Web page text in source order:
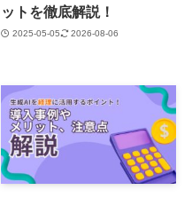
ットを徹底解説！
2025-05-05 2026-08-06